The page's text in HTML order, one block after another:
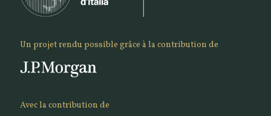
Un projet rendu possible grâce à la contribution de
Avec la contribution de